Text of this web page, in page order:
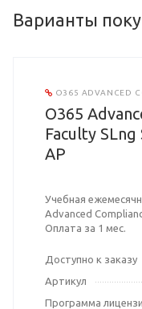
Варианты
O365 ADVANCED
O365
Faculty SLng
AP
Учебная
Advanced
Оплата за 1 мес.
Доступно к заказу
Артикул
Программа